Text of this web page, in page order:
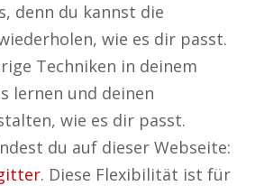
denn du kannst die
wie es dir passt.
Techniken in deinem
lernen und deinen
wie es dir passt.
du auf dieser Webseite:
. Diese Flexibilität ist für